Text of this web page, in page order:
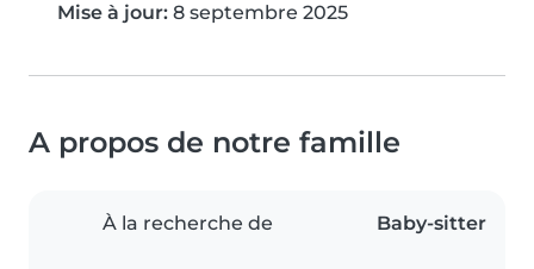
Mise à jour: 8 septembre 2025
A propos de notre famille
À la recherche de Baby-sitter